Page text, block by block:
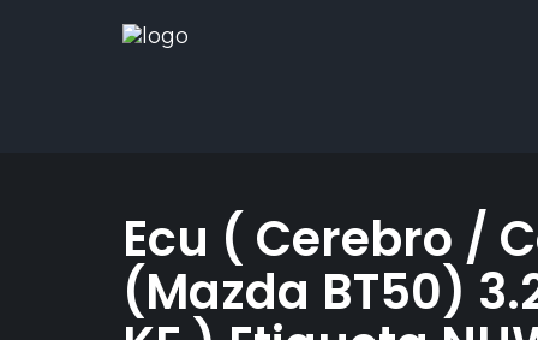
Ecu ( Cerebro /
(Mazda BT50)